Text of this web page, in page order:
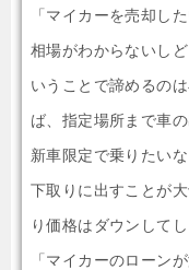
「マイカーを売却し
相場がわからないし
いうことで諦めるの
ば、指定場所まで車
新車限定で乗りたい
下取りに出すことが
り価格はダウンしてし
「マイカーのローン